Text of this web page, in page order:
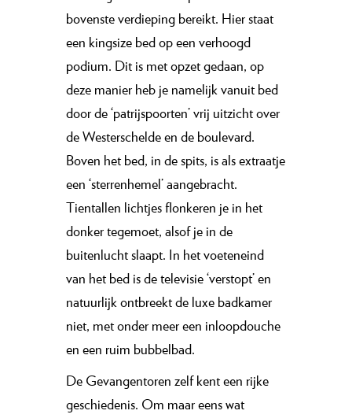
bovenste verdieping bereikt. Hier staat
een kingsize bed op een verhoogd
podium. Dit is met opzet gedaan, op
deze manier heb je namelijk vanuit bed
door de ‘patrijspoorten’ vrij uitzicht over
de Westerschelde en de boulevard.
Boven het bed, in de spits, is als extraatje
een ‘sterrenhemel’ aangebracht.
Tientallen lichtjes flonkeren je in het
donker tegemoet, alsof je in de
buitenlucht slaapt. In het voeteneind
van het bed is de televisie ‘verstopt’ en
natuurlijk ontbreekt de luxe badkamer
niet, met onder meer een inloopdouche
en een ruim bubbelbad.
De Gevangentoren zelf kent een rijke
geschiedenis. Om maar eens wat